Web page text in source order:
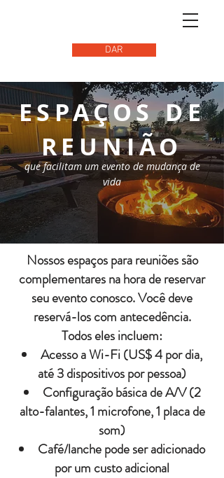
DAR
ESPAÇOS DE
REUNIÃO
que facilitam um evento de mudança de
vida
Nossos espaços para reuniões são
complementares na hora de reservar
seu evento conosco. Você deve
reservá-los com antecedência.
Todos eles incluem:
Acesso a Wi-Fi (US$ 4 por dia,
até 3 dispositivos por pessoa)
Configuração básica de A/V (2
alto-falantes, 1 microfone, 1 placa de
som)
Café/lanche pode ser adicionado
por um custo adicional